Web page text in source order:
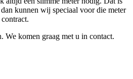
kunnen wij speciaal voor die meter
We komen graag met u in contact.